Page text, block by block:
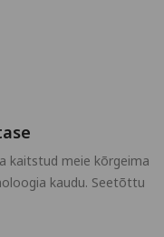
kaitstud meie kõrgeima
kaudu. Seetõttu